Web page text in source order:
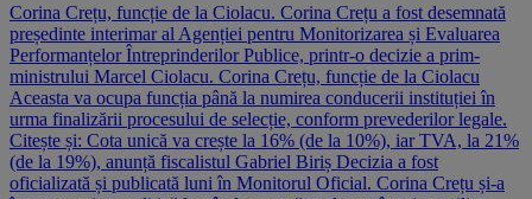
Corina Crețu, funcție de la Ciolacu. Corina Crețu a fost desemnată
președinte interimar al Agenției pentru Monitorizarea și Evaluarea
Performanțelor Întreprinderilor Publice, printr-o decizie a prim-
ministrului Marcel Ciolacu. Corina Crețu, funcție de la Ciolacu
Aceasta va ocupa funcția până la numirea conducerii instituției în
urma finalizării procesului de selecție, conform prevederilor legale.
Citește și: Cota unică va crește la 16% (de la 10%), iar TVA, la 21%
(de la 19%), anunță fiscalistul Gabriel Biriș Decizia a fost
oficializată și publicată luni în Monitorul Oficial. Corina Crețu și-a